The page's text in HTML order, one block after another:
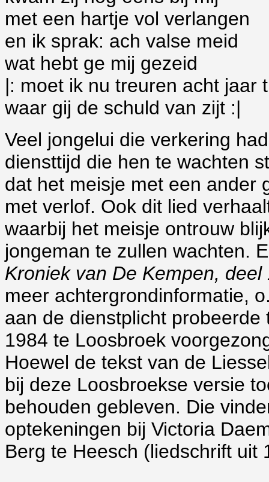
met een hartje vol verlangen
en ik sprak: ach valse meid
wat hebt ge mij gezeid
|: moet ik nu treuren acht jaar
waar gij de schuld van zijt :|
Veel jongelui die verkering
diensttijd die hen te wachten
dat het meisje met een ander
met verlof. Ook dit lied
waarbij het meisje ontrouw
jongeman te zullen wachten.
Kroniek van De Kempen, deel
meer achtergrondinformatie,
aan de dienstplicht
1984 te Loosbroek
Hoewel de tekst van de
bij deze Loosbroekse versie
behouden gebleven. Die
optekeningen bij Victoria
Berg te Heesch (liedschrift uit